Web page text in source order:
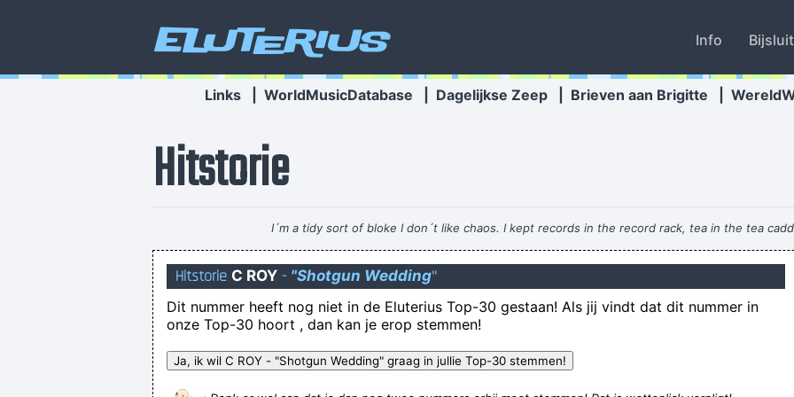
Eluterius Info
Links WorldMusicDatabase Dagelijkse Zeep Brieven aan Brigitte
Hitstorie
I´m a tidy sort of bloke I don´t like chaos. I kept records in the record rack, tea in the tea
Slechts één bedrijf ter wereld
Het woord 'dus' is een zelfstandig, samengesplitst bijvoeglijk
Met welke software maakt
computers worden steeds sneller,
Hitstorie C ROY - "Shotgun Wedding"
Dit nummer heeft nog niet in de Eluterius Top-30 gestaan! Als jij vindt dat dit nummer in
onze Top-30 hoort , dan kan je erop stemmen!